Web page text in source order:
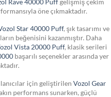
öne çıkmaktadır.
Star 40000 Puff, şık tasarımı ve
beğenisini kazanmıştır. Daha
Vista 20000 Puff, klasik serileri
başarılı seçenekler arasında yer
için geliştirilen Vozol Gear
performans sunarken, güçlü